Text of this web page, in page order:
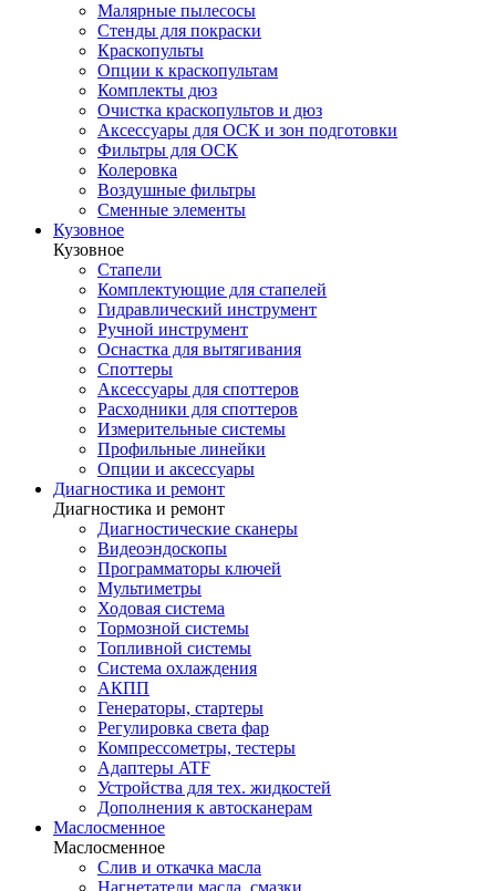
Малярные пылесосы
Стенды для покраски
Краскопульты
Опции к краскопультам
Комплекты дюз
Очистка краскопультов и дюз
Аксессуары для ОСК и зон подготовки
Фильтры для ОСК
Колеровка
Воздушные фильтры
Сменные элементы
Кузовное
Кузовное
Стапели
Комплектующие для стапелей
Гидравлический инструмент
Ручной инструмент
Оснастка для вытягивания
Споттеры
Аксессуары для споттеров
Расходники для споттеров
Измерительные системы
Профильные линейки
Опции и аксессуары
Диагностика и ремонт
Диагностика и ремонт
Диагностические сканеры
Видеоэндоскопы
Программаторы ключей
Мультиметры
Ходовая система
Тормозной системы
Топливной системы
Система охлаждения
АКПП
Генераторы, стартеры
Регулировка света фар
Компрессометры, тестеры
Адаптеры ATF
Устройства для тех. жидкостей
Дополнения к автосканерам
Маслосменное
Маслосменное
Слив и откачка масла
Нагнетатели масла, смазки